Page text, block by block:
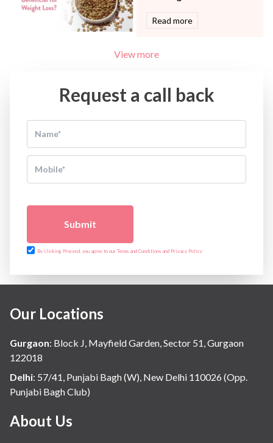
Read more
View more
Request a call back
Submit
By clicking Proceed, you agree to our Terms and Conditions and Privacy Policy
Our Locations
Gurgaon: Block J, Mayfield Garden, Sector 51, Gurgaon
122018
Delhi: 57/41, Punjabi Bagh (W), New Delhi 110026 (Opp.
Punjabi Bagh Club)
About Us